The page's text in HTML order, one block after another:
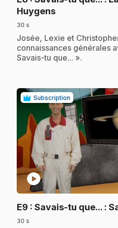
Huygens.
30 s
.Josée, Lexie et
connaissances générales
Savais-tu que... ».
Subscription
play_circle
E9 : Savais-tu que... :
30 s